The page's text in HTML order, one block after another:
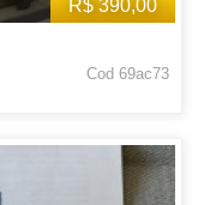
R$ 390,00
Cod 69ac73